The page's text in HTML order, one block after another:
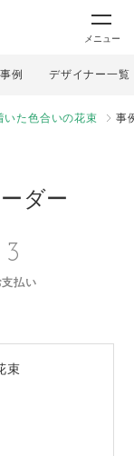
メニュー
例 デザイナー一覧
いた色合いの花束 事
ダー
3
支払い
束